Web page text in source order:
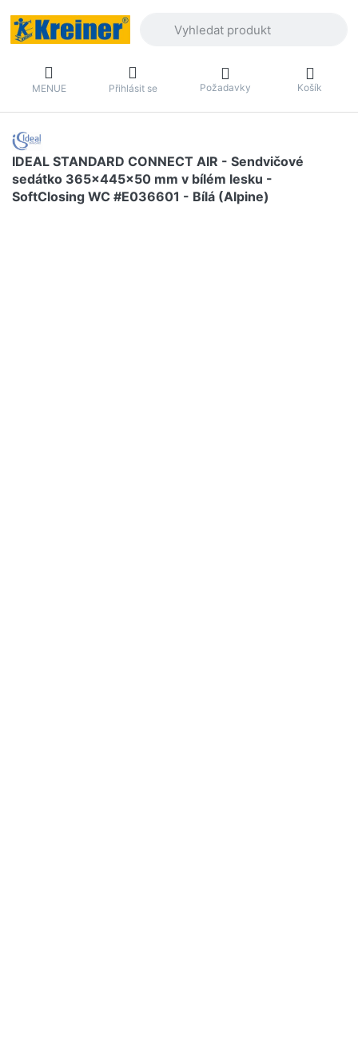
MENUE Přihlásit se Požadavky Košík
IDEAL STANDARD CONNECT AIR - Sendvičové
sedátko 365x445x50 mm v bílém lesku -
SoftClosing WC #E036601 - Bílá (Alpine)